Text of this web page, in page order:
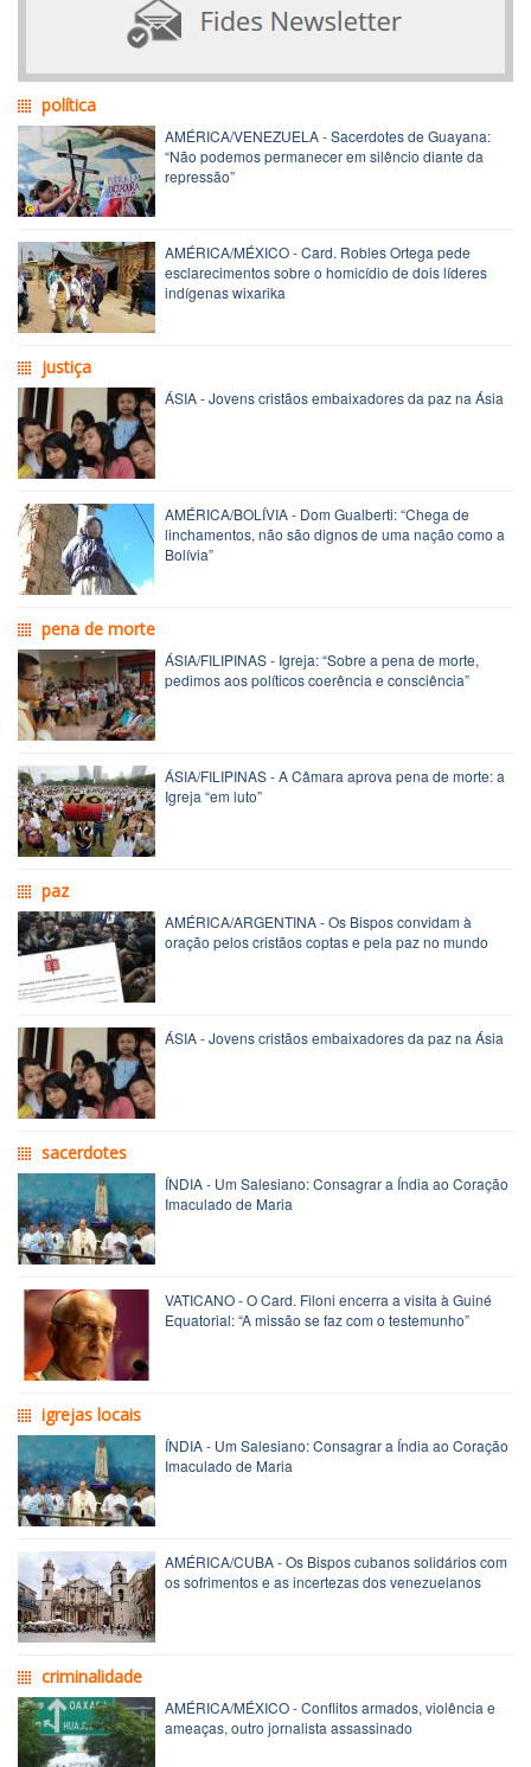
política
AMÉRICA/VENEZUELA - Sacerdotes de Guayana:
“Não podemos permanecer em silêncio diante da
repressão”
AMÉRICA/MÉXICO - Card. Robles Ortega pede
esclarecimentos sobre o homicídio de dois líderes
indígenas wixarika
justiça
ÁSIA - Jovens cristãos embaixadores da paz na Ásia
AMÉRICA/BOLÍVIA - Dom Gualberti: “Chega de
linchamentos, não são dignos de uma nação como a
Bolívia”
pena de morte
ÁSIA/FILIPINAS - Igreja: “Sobre a pena de morte,
pedimos aos políticos coerência e consciência”
ÁSIA/FILIPINAS - A Câmara aprova pena de morte: a
Igreja “em luto”
paz
AMÉRICA/ARGENTINA - Os Bispos convidam à
oração pelos cristãos coptas e pela paz no mundo
ÁSIA - Jovens cristãos embaixadores da paz na Ásia
sacerdotes
ÍNDIA - Um Salesiano: Consagrar a Índia ao Coração
Imaculado de Maria
VATICANO - O Card. Filoni encerra a visita à Guiné
Equatorial: “A missão se faz com o testemunho”
igrejas locais
ÍNDIA - Um Salesiano: Consagrar a Índia ao Coração
Imaculado de Maria
AMÉRICA/CUBA - Os Bispos cubanos solidários com
os sofrimentos e as incertezas dos venezuelanos
criminalidade
AMÉRICA/MÉXICO - Conflitos armados, violência e
ameaças, outro jornalista assassinado